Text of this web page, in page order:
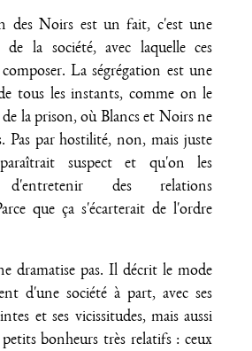
des Noirs est un fait, c'est une
de la société, avec laquelle ces
La ségrégation est une
tous les instants, comme on le
la prison, où Blancs et Noirs ne
Pas par hostilité, non, mais juste
suspect et qu'on les
d'entretenir des relations
que ça s'écarterait de l'ordre
dramatise pas. Il décrit le mode
d'une société à part, avec ses
et ses vicissitudes, mais aussi
petits bonheurs très relatifs : ceux